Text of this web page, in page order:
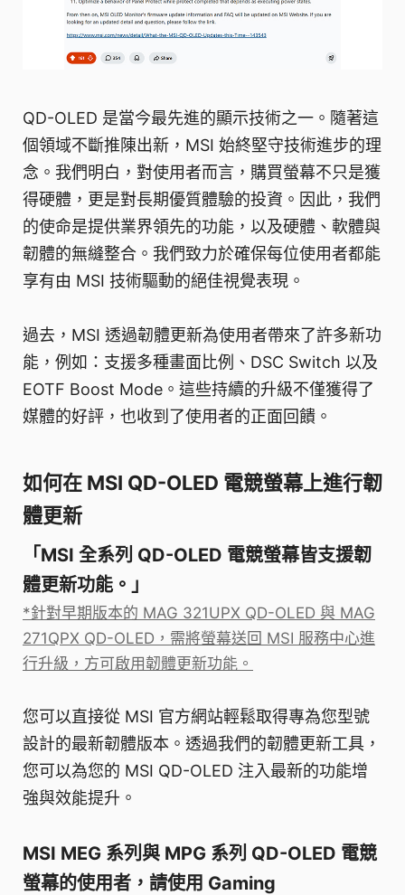
QD-OLED 是當今最先進的顯示技術之一。隨著這
個領域不斷推陳出新，MSI 始終堅守技術進步的理
念。我們明白，對使用者而言，購買螢幕不只是獲
得硬體，更是對長期優質體驗的投資。因此，我們
的使命是提供業界領先的功能，以及硬體、軟體與
韌體的無縫整合。我們致力於確保每位使用者都能
享有由 MSI 技術驅動的絕佳視覺表現。
過去，MSI 透過韌體更新為使用者帶來了許多新功
能，例如：支援多種畫面比例、DSC Switch 以及
EOTF Boost Mode。這些持續的升級不僅獲得了
媒體的好評，也收到了使用者的正面回饋。
如何在 MSI QD-OLED 電競螢幕上進行韌
體更新
「MSI 全系列 QD-OLED 電競螢幕皆支援韌
體更新功能。」
*針對早期版本的 MAG 321UPX QD-OLED 與 MAG
271QPX QD-OLED，需將螢幕送回 MSI 服務中心進
行升級，方可啟用韌體更新功能。
您可以直接從 MSI 官方網站輕鬆取得專為您型號
設計的最新韌體版本。透過我們的韌體更新工具，
您可以為您的 MSI QD-OLED 注入最新的功能增
強與效能提升。
MSI MEG 系列與 MPG 系列 QD-OLED 電競
螢幕的使用者，請使用 Gaming